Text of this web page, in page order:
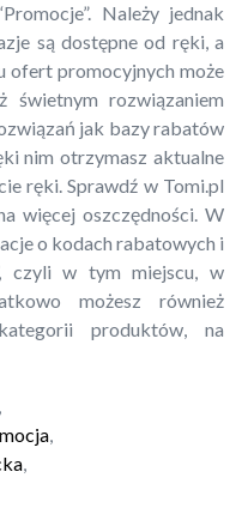
Należy jednak
są dostępne od ręki, a
ofert promocyjnych może
świetnym rozwiązaniem
jak bazy rabatów
nim otrzymasz aktualne
ręki. Sprawdź w Tomi.pl
więcej oszczędności. W
o kodach rabatowych i
czyli w tym miejscu, w
możesz również
produktów, na
,
,
,